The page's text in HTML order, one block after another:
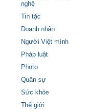
nghệ
Tin tặc
Doanh nhân
Người Việt mình
Pháp luật
Photo
Quân sự
Sức khỏe
Thế giới